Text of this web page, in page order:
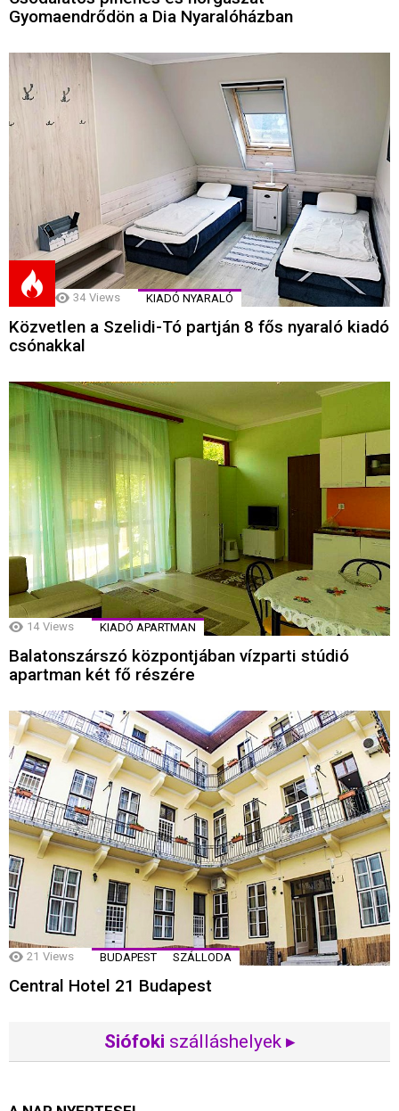
Gyomaendrődön a Dia Nyaralóházban
34 Views KIADÓ NYARALÓ
Közvetlen a Szelidi-Tó partján 8 fős nyaraló kiadó
csónakkal
14 Views KIADÓ APARTMAN
Balatonszárszó központjában vízparti stúdió
apartman két fő részére
21 Views BUDAPEST SZÁLLODA
Central Hotel 21 Budapest
Siófoki szálláshelyek ▸